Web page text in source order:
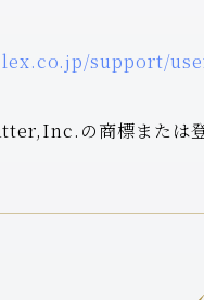
support/
の商標または